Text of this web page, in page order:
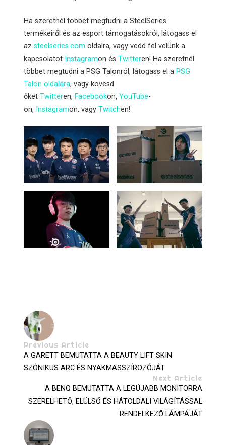
Ha szeretnél többet megtudni a SteelSeries
termékeiről és az esport támogatásokról, látogass el
azsteelseries.com oldalra, vagy vedd fel velünk a
kapcsolatot Instagramon ésTwitteren! Ha szeretnél
többet megtudni a PSG Talonról, látogass el a PSG
Talon oldalára, vagy kövesd
őketTwitteren, Facebookon,YouTube-
on, Instagramon, vagyTwitchen!
Previous Article
A GARETT BEMUTATTA A BEAUTY LIFT SKIN
SZÓNIKUS ARC ÉS NYAKMASSZÍROZÓJÁT
Next Article
A BENQ BEMUTATTA A LEGÚJABB MONITORRA
SZERELHETŐ, ELÜLSŐ ÉS HÁTOLDALI VILÁGÍTÁSSAL
RENDELKEZŐ LÁMPÁJÁT